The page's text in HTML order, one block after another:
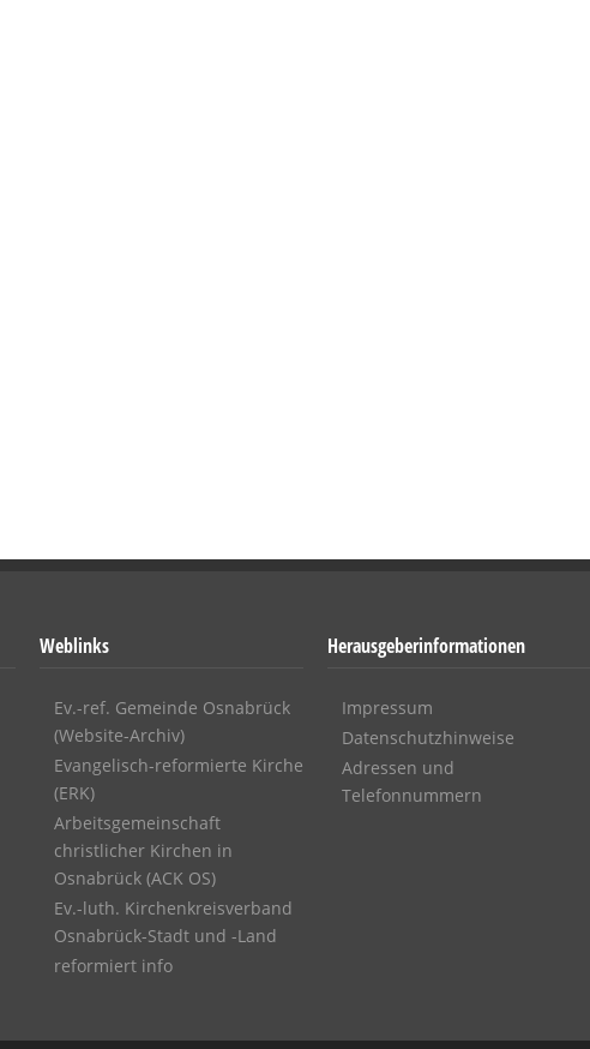
Weblinks
Ev.-ref. Gemeinde Osnabrück
(Website-Archiv)
Evangelisch-reformierte Kirche
(ERK)
Arbeitsgemeinschaft
christlicher Kirchen in
Osnabrück (ACK OS)
Ev.-luth. Kirchenkreisverband
Osnabrück-Stadt und -Land
reformiert info
Herausgeberinformationen
Impressum
Datenschutzhinweise
Adressen und
Telefonnummern